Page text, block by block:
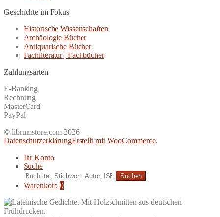
Geschichte im Fokus
Historische Wissenschaften
Archäologie Bücher
Antiquarische Bücher
Fachliteratur | Fachbücher
Zahlungsarten
E-Banking
Rechnung
MasterCard
PayPal
© librumstore.com 2026
DatenschutzerklärungErstellt mit WooCommerce.
Ihr Konto
Suche
Suche
nach:
Warenkorb 0